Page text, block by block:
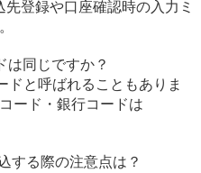
先登録や口座確認時の入力ミ
は同じですか？
ドと呼ばれることもありま
ード・銀行コードは
する際の注意点は？